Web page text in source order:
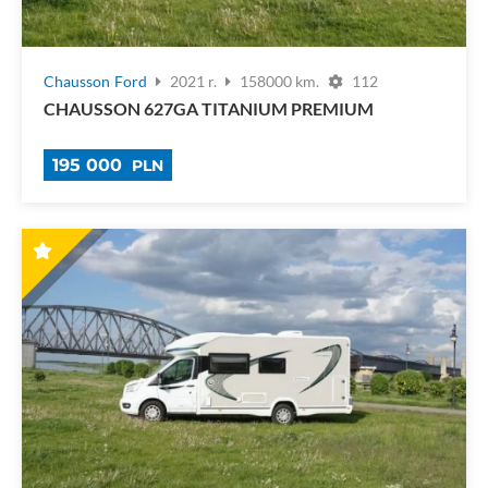
Chausson Ford 2021 r. 158000 km. 112
CHAUSSON 627GA TITANIUM PREMIUM
195 000 PLN